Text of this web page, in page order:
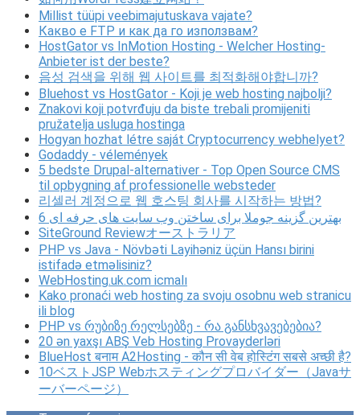
Millist tüüpi veebimajutuskava vajate?
Какво е FTP и как да го използвам?
HostGator vs InMotion Hosting - Welcher Hosting-
Anbieter ist der beste?
음성 검색을 위해 웹 사이트를 최적화해야합니까?
Bluehost vs HostGator - Koji je web hosting najbolji?
Znakovi koji potvrđuju da biste trebali promijeniti
pružatelja usluga hostinga
Hogyan hozhat létre saját Cryptocurrency webhelyet?
Godaddy - vélemények
5 bedste Drupal-alternativer - Top Open Source CMS
til opbygning af professionelle websteder
리셀러 계정으로 웹 호스팅 회사를 시작하는 방법?
6 بهترین گزینه جوملا برای ساختن وب سایت های حرفه ای
SiteGround Reviewオーストラリア
PHP vs Java - Növbəti Layihəniz üçün Hansı birini
istifadə etməlisiniz?
WebHosting.uk.com icmalı
Kako pronaći web hosting za svoju osobnu web stranicu
ili blog
PHP vs რუბიზე რელსებზე - რა განსხვავებებია?
20 ən yaxşı ABŞ Veb Hosting Provayderləri
BlueHost बनाम A2Hosting - कौन सी वेब होस्टिंग सबसे अच्छी है?
10ベストJSP Webホスティングプロバイダー（Javaサ
ーバーページ）